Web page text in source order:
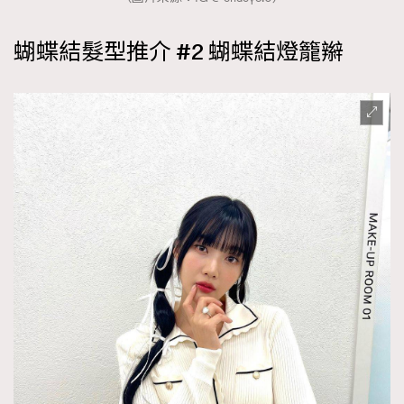
蝴蝶結髮型推介 #2 蝴蝶結燈籠辮